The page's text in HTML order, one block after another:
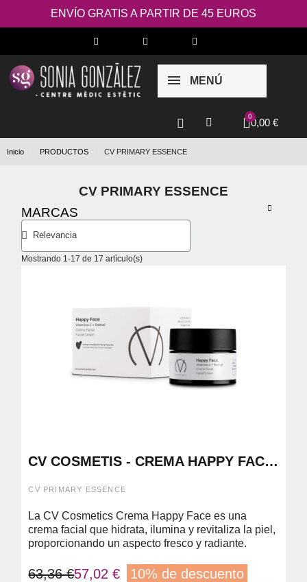
ENVÍO GRATIS A PARTIR DE 45 EUROS
MENÚ
0,00 €
Inicio PRODUCTOS CV PRIMARY ESSENCE
CV PRIMARY ESSENCE
MARCAS
Mostrando 1-17 de 17 artículo(s)
CV COSMETIS - CREMA HAPPY FACE
CV PRIMARY ESSENCE
La CV Cosmetics Crema Happy Face es una
crema facial que hidrata, ilumina y revitaliza la piel,
proporcionando un aspecto fresco y radiante.
63,36 €57,02 € 10% de descuento